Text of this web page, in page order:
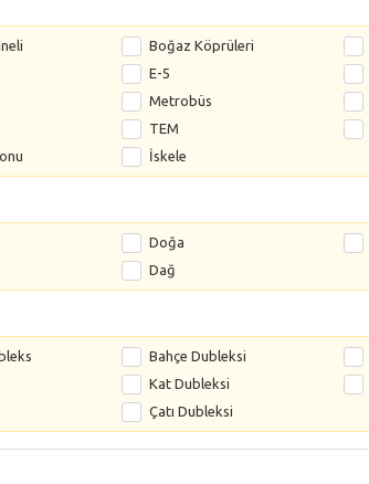
Boğaz Köprüleri
E-5
Metrobüs
TEM
İskele
Doğa
Dağ
Bahçe Dubleksi
Kat Dubleksi
Çatı Dubleksi